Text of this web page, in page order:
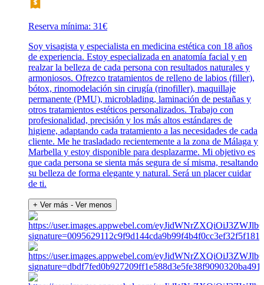
Reserva mínima: 31€
Soy visagista y especialista en medicina estética con 18 años
de experiencia. Estoy especializada en anatomía facial y en
realzar la belleza de cada persona con resultados naturales y
armoniosos. Ofrezco tratamientos de relleno de labios (filler),
bótox, rinomodelación sin cirugía (rinofiller), maquillaje
permanente (PMU), microblading, laminación de pestañas y
otros tratamientos estéticos personalizados. Trabajo con
profesionalidad, precisión y los más altos estándares de
higiene, adaptando cada tratamiento a las necesidades de cada
cliente. Me he trasladado recientemente a la zona de Málaga y
Marbella y estoy disponible para desplazarme. Mi objetivo es
que cada persona se sienta más segura de sí misma, resaltando
su belleza de forma elegante y natural. Será un placer cuidar
de ti.
+ Ver más - Ver menos